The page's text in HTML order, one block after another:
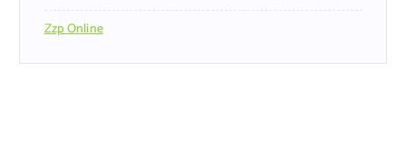
Zzp Online